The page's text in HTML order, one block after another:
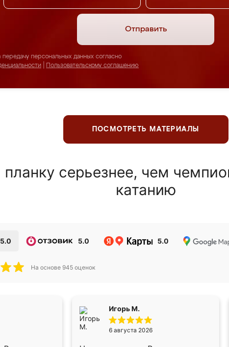
Отправить
персональных данных согласно
Пользовательскому соглашению
ПОСМОТРЕТЬ МАТЕРИАЛЫ
серьезнее, чем
катанию
5.0 5.0 5.0
На основе 945 оценок
Игорь М.
6 августа 2026